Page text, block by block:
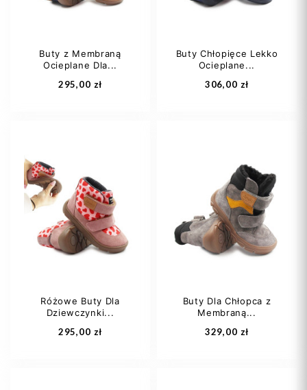
Buty z Membraną
Ocieplane Dla...
295,00 zł
22 23
24
26 +4
Dodaj do koszyka
Buty Chłopięce Lekko
Ocieplane...
306,00 zł
28
29
30
31 +2
Dodaj do koszyka
Różowe Buty Dla
Dziewczynki...
295,00 zł
Buty Dla Chłopca z
Membraną...
329,00 zł